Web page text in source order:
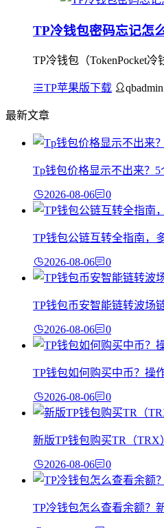
TP冷钱包密码忘记怎
TP冷钱包（TokenPocket
TP苹果版下载 qbadmin
最新文章
Tp钱包价格显示不出来？
2026-08-06 0
TP钱包公链互转全指南，
2026-08-06 0
TP钱包币安智能链转波场
2026-08-06 0
TP钱包如何购买中币？操
2026-08-06 0
新版TP钱包购买TR（TRX
2026-08-06 0
TP冷钱包怎么查看余额？